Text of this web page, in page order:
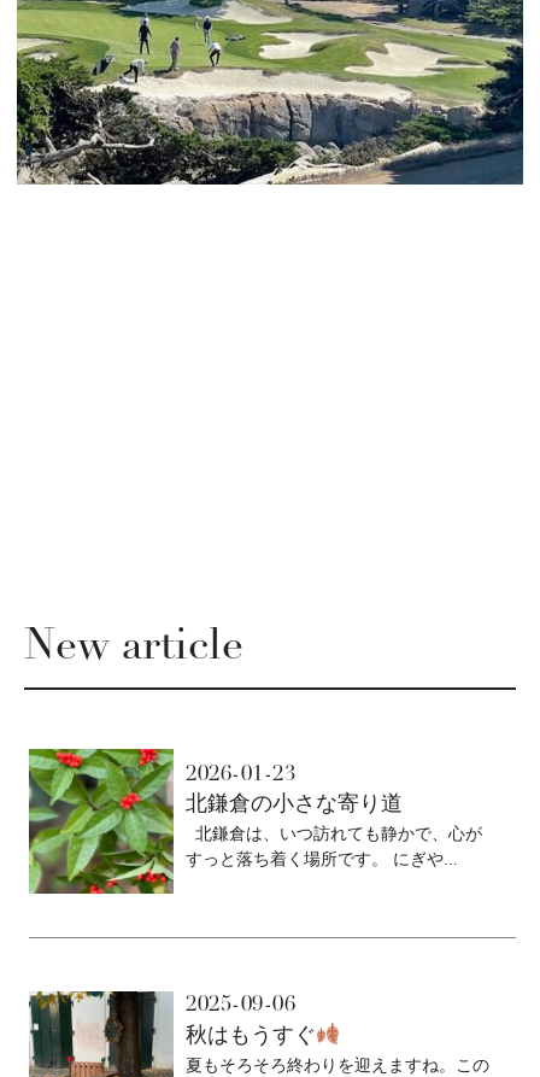
New article
2026-01-23
北鎌倉の小さな寄り道
北鎌倉は、いつ訪れても静かで、心が
すっと落ち着く場所です。 にぎや...
2025-09-06
秋はもうすぐ
夏もそろそろ終わりを迎えますね。この